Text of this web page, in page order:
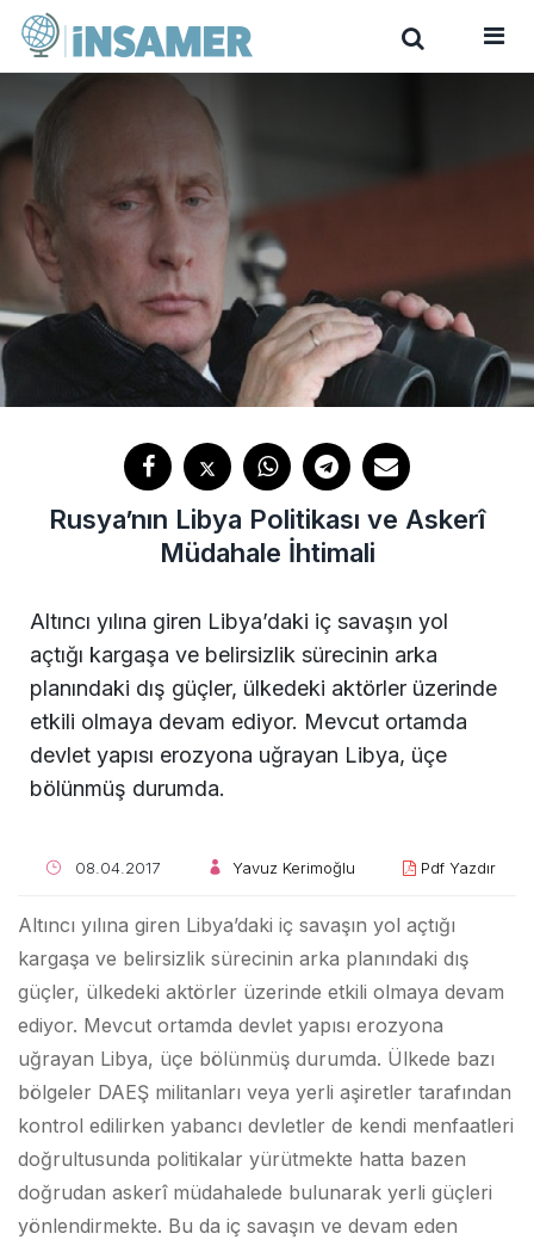
Rusya’nın Libya Politikası ve Askerî
Müdahale İhtimali
Altıncı yılına giren Libya’daki iç savaşın yol
açtığı kargaşa ve belirsizlik sürecinin arka
planındaki dış güçler, ülkedeki aktörler üzerinde
etkili olmaya devam ediyor. Mevcut ortamda
devlet yapısı erozyona uğrayan Libya, üçe
bölünmüş durumda.
08.04.2017 Yavuz Kerimoğlu Pdf Yazdır
Altıncı yılına giren Libya’daki iç savaşın yol açtığı
kargaşa ve belirsizlik sürecinin arka planındaki dış
güçler, ülkedeki aktörler üzerinde etkili olmaya devam
ediyor. Mevcut ortamda devlet yapısı erozyona
uğrayan Libya, üçe bölünmüş durumda. Ülkede bazı
bölgeler DAEŞ militanları veya yerli aşiretler tarafından
kontrol edilirken yabancı devletler de kendi menfaatleri
doğrultusunda politikalar yürütmekte hatta bazen
doğrudan askerî müdahalede bulunarak yerli güçleri
yönlendirmekte. Bu da iç savaşın ve devam eden